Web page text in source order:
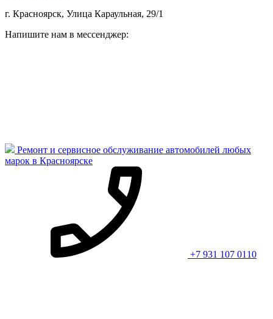
г. Красноярск, Улица Караульная, 29/1
Напишите нам в мессенджер:
Ремонт и сервисное обслуживание автомобилей любых
марок в Красноярске
+7 931 107 0110